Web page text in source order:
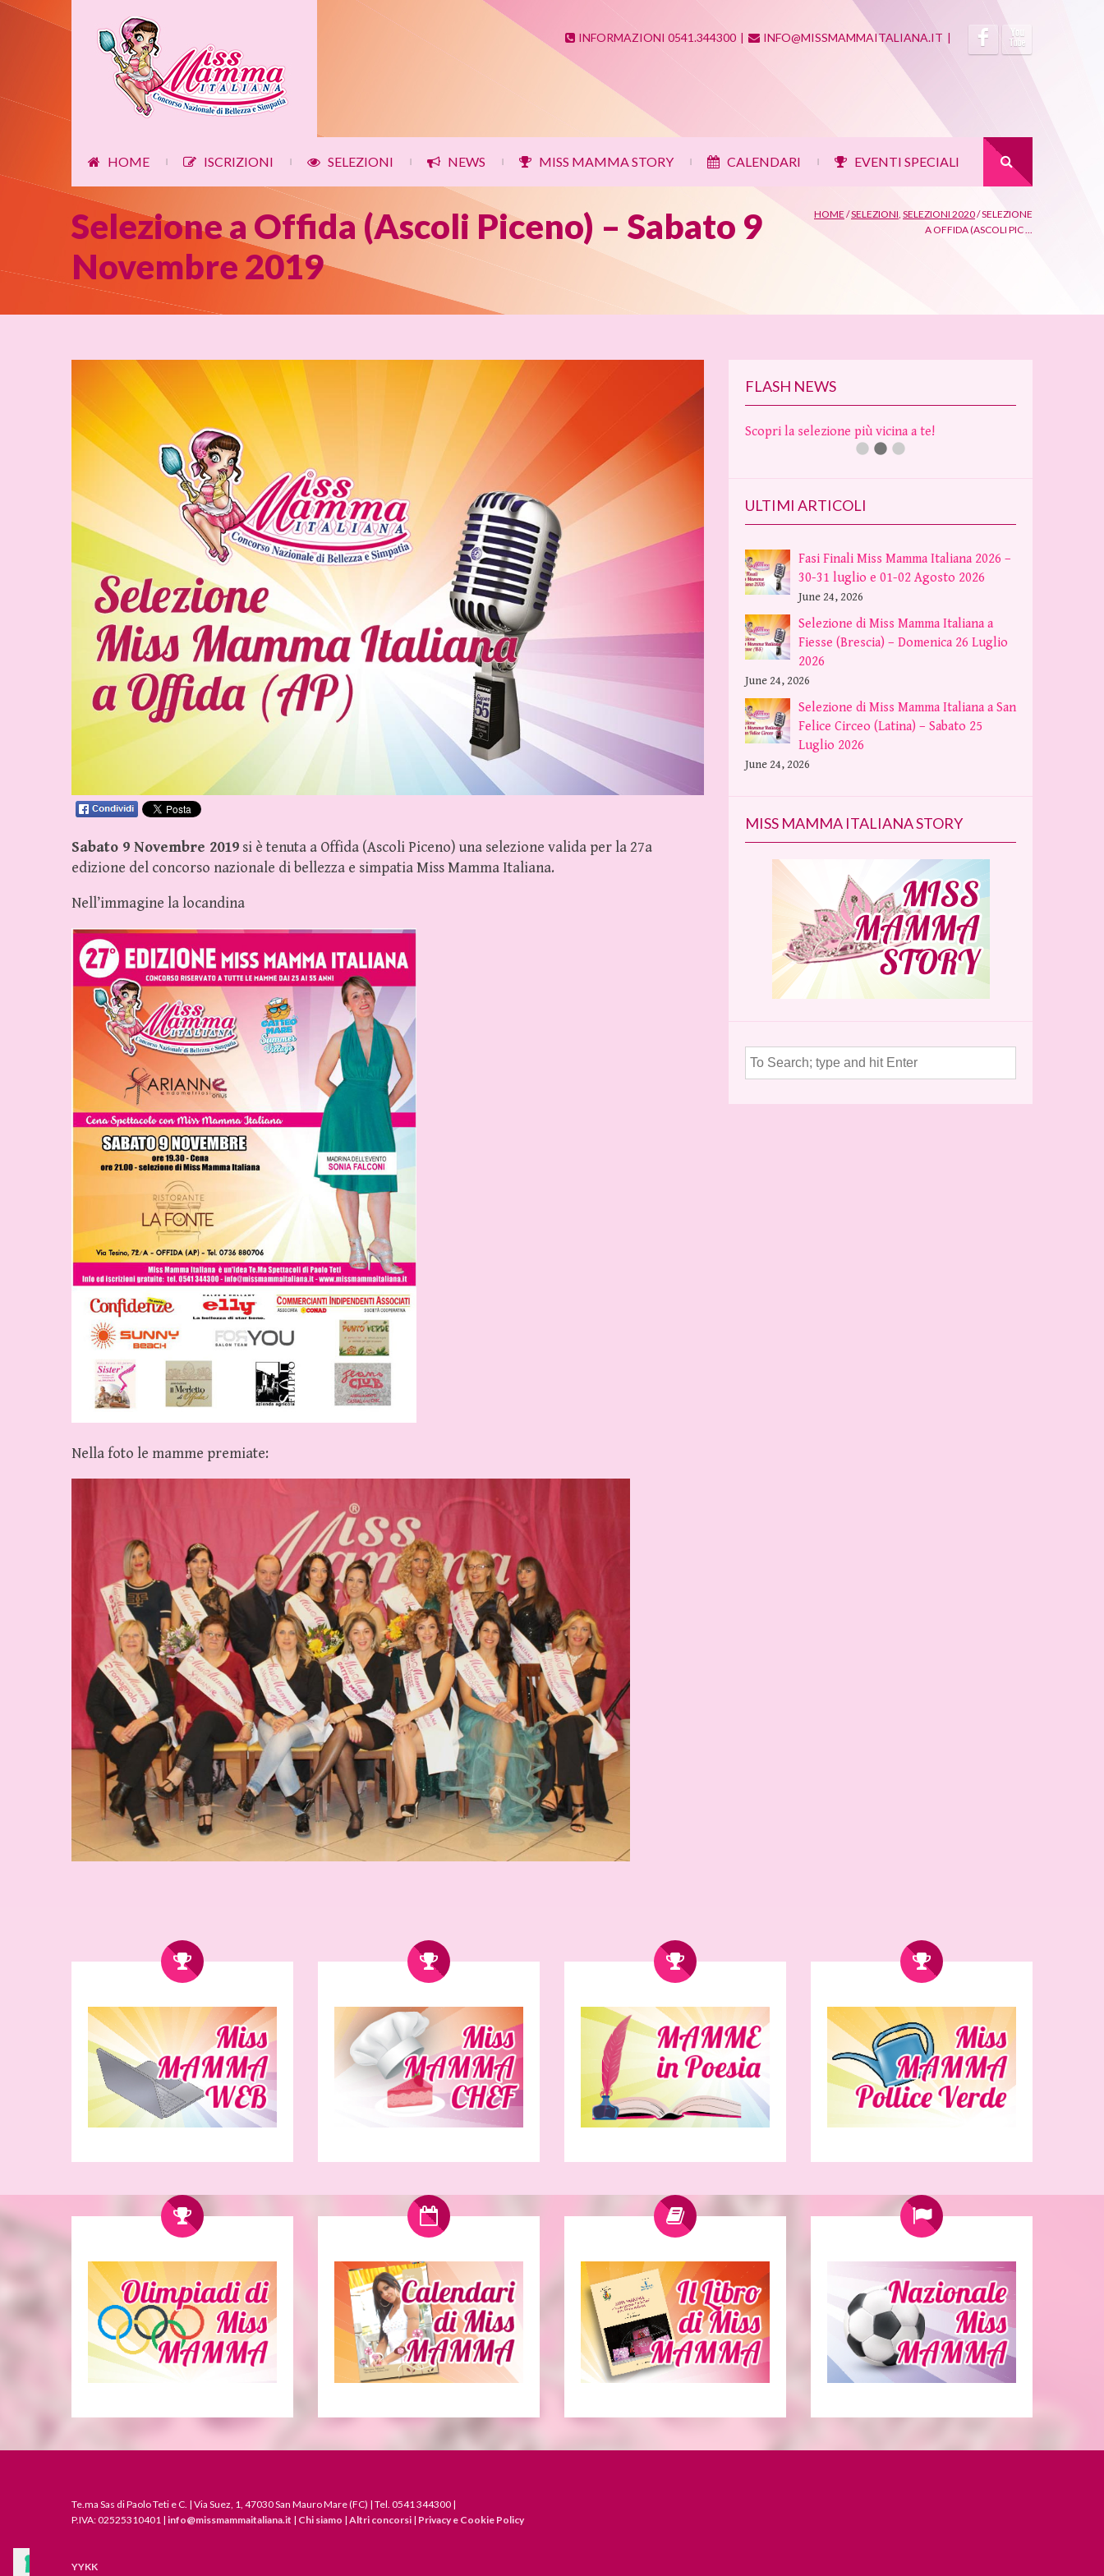
INFORMAZIONI 0541.344300 | INFO@MISSMAMMAITALIANA.IT |
HOME ISCRIZIONI SELEZIONI NEWS MISS MAMMA STORY CALENDARI EVENTI SPECIALI
Selezione a Offida (Ascoli Piceno) – Sabato 9
Novembre 2019
HOME /SELEZIONI, SELEZIONI 2020/SELEZIONE
A OFFIDA (ASCOLI PIC ...
Sabato 9 Novembre 2019 si è tenuta a Offida (Ascoli Piceno) una selezione valida per la 27a
edizione del concorso nazionale di bellezza e simpatia Miss Mamma Italiana.
Nell’immagine la locandina
Nella foto le mamme premiate:
FLASH NEWS
Scopri la selezione più vicina a te!
ULTIMI ARTICOLI
Fasi Finali Miss Mamma Italiana 2026 –
30-31 luglio e 01-02 Agosto 2026
June 24, 2026
Selezione di Miss Mamma Italiana a
Fiesse (Brescia) – Domenica 26 Luglio
2026
June 24, 2026
Selezione di Miss Mamma Italiana a San
Felice Circeo (Latina) – Sabato 25
Luglio 2026
June 24, 2026
MISS MAMMA ITALIANA STORY
Te.ma Sas di Paolo Teti e C. | Via Suez, 1, 47030 San Mauro Mare (FC) | Tel. 0541 344300 |
P.IVA: 02525310401 | info@missmammaitaliana.it | Chi siamo | Altri concorsi | Privacy e Cookie Policy
YYKK